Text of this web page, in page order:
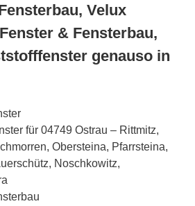
Velux
& Fensterbau,
genauso in
für 04749 Ostrau – Rittmitz,
Obersteina, Pfarrsteina,
Noschkowitz,